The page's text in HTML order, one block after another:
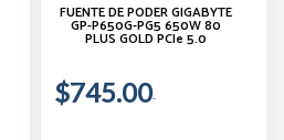
FUENTE DE PODER GIGABYTE
GP-P650G-PG5 650W 80
PLUS GOLD PCIe 5.0
$745.00